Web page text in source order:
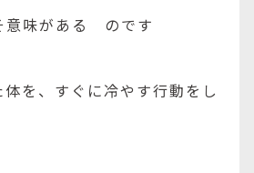
意味がある のです
を、すぐに冷やす行動をし